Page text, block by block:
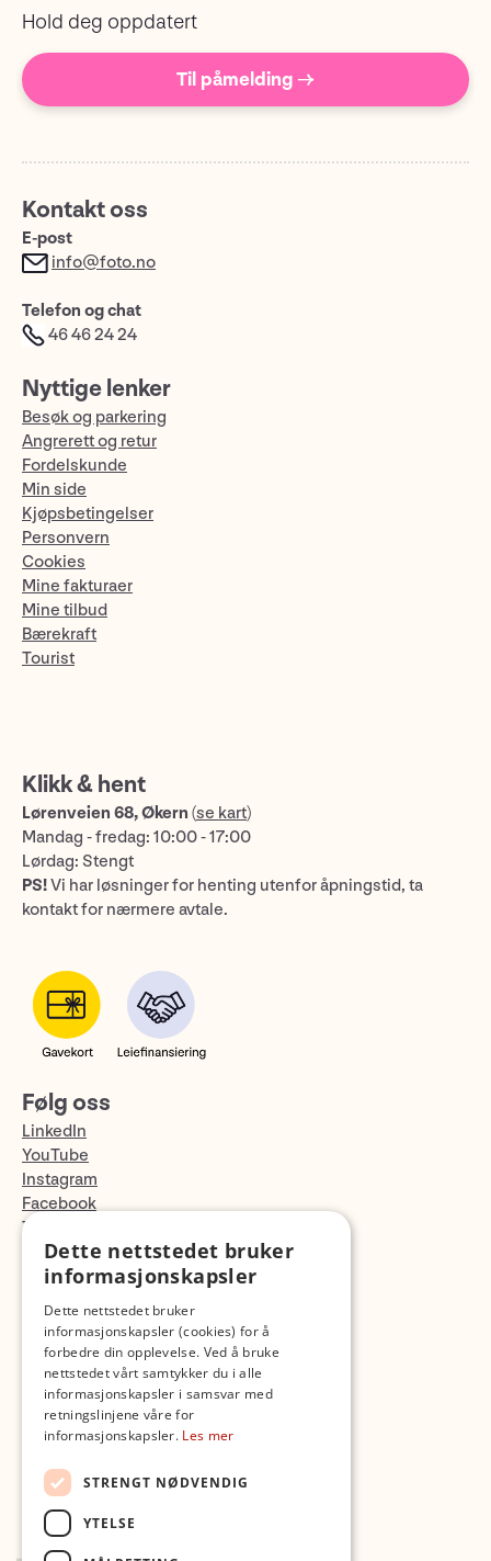
Hold deg oppdatert
Til påmelding →
Kontakt oss
E-post
info@foto.no
Telefon og chat
46 46 24 24
Nyttige lenker
Besøk og parkering
Angrerett og retur
Fordelskunde
Min side
Kjøpsbetingelser
Personvern
Cookies
Mine fakturaer
Mine tilbud
Bærekraft
Tourist
Klikk & hent
Lørenveien 68, Økern (se kart)
Mandag - fredag: 10:00 - 17:00
Lørdag: Stengt
PS!Vi har løsninger for henting utenfor åpningstid, ta
kontakt for nærmere avtale.
Følg oss
LinkedIn
YouTube
Instagram
Facebook
TikTok
Fotopodden
Dette nettstedet bruker
informasjonskapsler
Dette nettstedet bruker
informasjonskapsler (cookies) for å
forbedre din opplevelse. Ved å bruke
nettstedet vårt samtykker du i alle
informasjonskapsler i samsvar med
retningslinjene våre for
informasjonskapsler. Les mer
STRENGT NØDVENDIG
YTELSE